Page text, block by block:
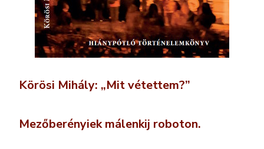
Körösi Mihály: „Mit vétettem?”
Mezőberényiek málenkij roboton.